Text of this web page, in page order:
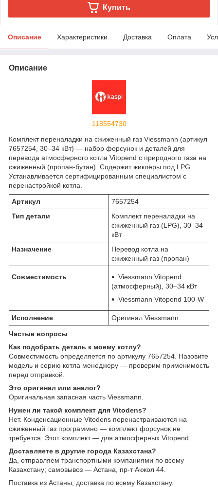
Купить
Описание Характеристики Доставка Оплата
Описание
118554730
Комплект переналадки на сжиженный газ Viessmann (артикул
7657254, 30–34 кВт) — набор форсунок и деталей для
перевода атмосферного котла Vitopend с природного газа на
сжиженный (пропан-бутан). Содержит жиклёры под LPG.
Устанавливается сертифицированным специалистом с
перенастройкой котла.
Артикул
7657254
Тип детали
Комплект переналадки на
сжиженный газ (LPG), 30–34
кВт
Назначение
Перевод котла на
сжиженный газ (пропан)
Совместимость
Viessmann Vitopend
(атмосферный), 30–34 кВт
Viessmann Vitopend 100-W
Исполнение Оригинал Viessmann
Частые вопросы
Как подобрать деталь к моему котлу?
Совместимость определяется по артикулу 7657254. Назовите
модель и серию котла менеджеру — проверим применимость
перед отправкой.
Это оригинал или аналог?
Оригинальная запасная часть Viessmann.
Нужен ли такой комплект для Vitodens?
Нет. Конденсационные Vitodens перенастраиваются на
сжиженный газ программно — комплект форсунок не
требуется. Этот комплект — для атмосферных Vitopend.
Доставляете в другие города Казахстана?
Да, отправляем транспортными компаниями по всему
Казахстану; самовывоз — Астана, пр-т Акжол 44.
Поставка из Астаны, доставка по всему Казахстану.